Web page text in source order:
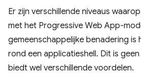
Er zijn verschillende niveaus
met het Progressive Web App-
gemeenschappelijke benadering is
rond een applicatieshell. Dit is
biedt wel verschillende voordelen.